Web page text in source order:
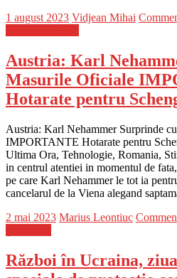
Posted
1 august 2023 Author
Vidjean Mihai
Austria: Karl
Masurile Oficiale
Hotarate pentru
Austria: Karl Nehammer Surprinde
IMPORTANTE Hotarate pentru
Ultima Ora, Tehnologie, Romania,
in centrul atentiei in momentul de
pe care Karl Nehammer le tot ia
cancelarul de la Viena alegand
Posted
2 mai 2023 Author
Marius Leontiuc
Război în Ucraina,